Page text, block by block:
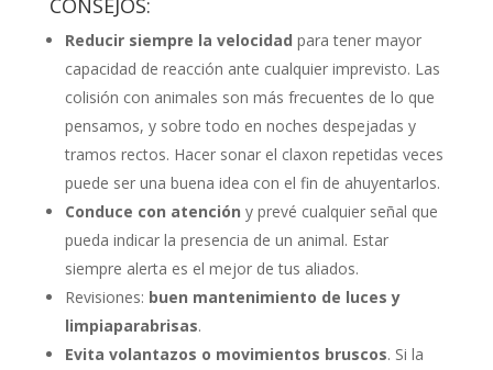
Reducir siempre la velocidad para tener mayor
capacidad de reacción ante cualquier imprevisto. Las
colisión con animales son más frecuentes de lo que
pensamos, y sobre todo en noches despejadas y
tramos rectos. Hacer sonar el claxon repetidas veces
puede ser una buena idea con el fin de ahuyentarlos.
Conduce con atención y prevé cualquier señal que
pueda indicar la presencia de un animal. Estar
siempre alerta es el mejor de tus aliados.
Revisiones: buen mantenimiento de luces y
limpiaparabrisas.
Evita volantazos o movimientos bruscos. Si la